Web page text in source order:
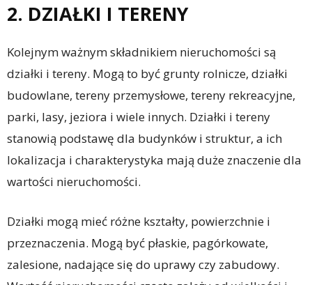
2. DZIAŁKI I TERENY
Kolejnym ważnym składnikiem nieruchomości są
działki i tereny. Mogą to być grunty rolnicze, działki
budowlane, tereny przemysłowe, tereny rekreacyjne,
parki, lasy, jeziora i wiele innych. Działki i tereny
stanowią podstawę dla budynków i struktur, a ich
lokalizacja i charakterystyka mają duże znaczenie dla
wartości nieruchomości.
Działki mogą mieć różne kształty, powierzchnie i
przeznaczenia. Mogą być płaskie, pagórkowate,
zalesione, nadające się do uprawy czy zabudowy.